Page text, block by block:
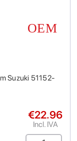
Suzuki 51152-
€22.96
Incl. IVA